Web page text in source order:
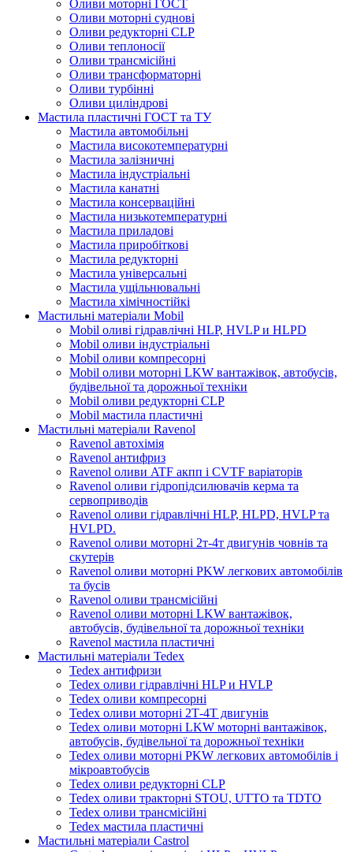
Оливи моторні ГОСТ
Оливи моторні суднові
Оливи редукторні CLP
Оливи теплоносії
Оливи трансмісійні
Оливи трансформаторні
Оливи турбінні
Оливи циліндрові
Мастила пластичні ГОСТ та ТУ
Мастила автомобільні
Мастила високотемпературні
Мастила залізничні
Мастила індустріальні
Мастила канатні
Мастила консерваційні
Мастила низькотемпературні
Мастила приладові
Мастила приробіткові
Мастила редукторні
Мастила універсальні
Мастила ущільнювальні
Мастила хімічностійкі
Мастильні матеріали Mobil
Mobil оливі гідравлічні HLP, HVLP и HLPD
Mobil оливи індустріальні
Mobil оливи компресорні
Mobil оливи моторні LKW вантажівок, автобусів,
будівельної та дорожньої техніки
Mobil оливи редукторні CLP
Mobil мастила пластичні
Мастильні матеріали Ravenol
Ravenol автохімія
Ravenol антифриз
Ravenol оливи ATF акпп і CVTF варіаторів
Ravenol оливи гідропідсилювачів керма та
сервоприводів
Ravenol оливи гідравлічні HLP, HLPD, HVLP та
HVLPD.
Ravenol оливи моторні 2т-4т двигунів човнів та
скутерів
Ravenol оливи моторні PKW легкових автомобілів
та бусів
Ravenol оливи трансмісійні
Ravenol оливи моторні LKW вантажівок,
автобусів, будівельної та дорожньої техніки
Ravenol мастила пластичні
Мастильні матеріали Tedex
Tedex антифризи
Tedex оливи гідравлічні HLP и HVLP
Tedex оливи компресорні
Tedex оливи моторні 2Т-4Т двигунів
Tedex оливи моторні LKW моторні вантажівок,
автобусів, будівельної та дорожньої техніки
Tedex оливи моторні PKW легкових автомобілів і
мікроавтобусів
Tedex оливи редукторні CLP
Tedex оливи тракторні STOU, UTTO та TDTO
Tedex оливи трансмісійні
Tedex мастила пластичні
Мастильні матеріали Castrol